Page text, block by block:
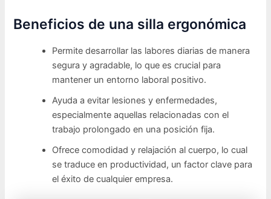
Beneficios de una silla ergonómica
Permite desarrollar las labores diarias de manera
segura y agradable, lo que es crucial para
mantener un entorno laboral positivo.
Ayuda a evitar lesiones y enfermedades,
especialmente aquellas relacionadas con el
trabajo prolongado en una posición fija.
Ofrece comodidad y relajación al cuerpo, lo cual
se traduce en productividad, un factor clave para
el éxito de cualquier empresa.